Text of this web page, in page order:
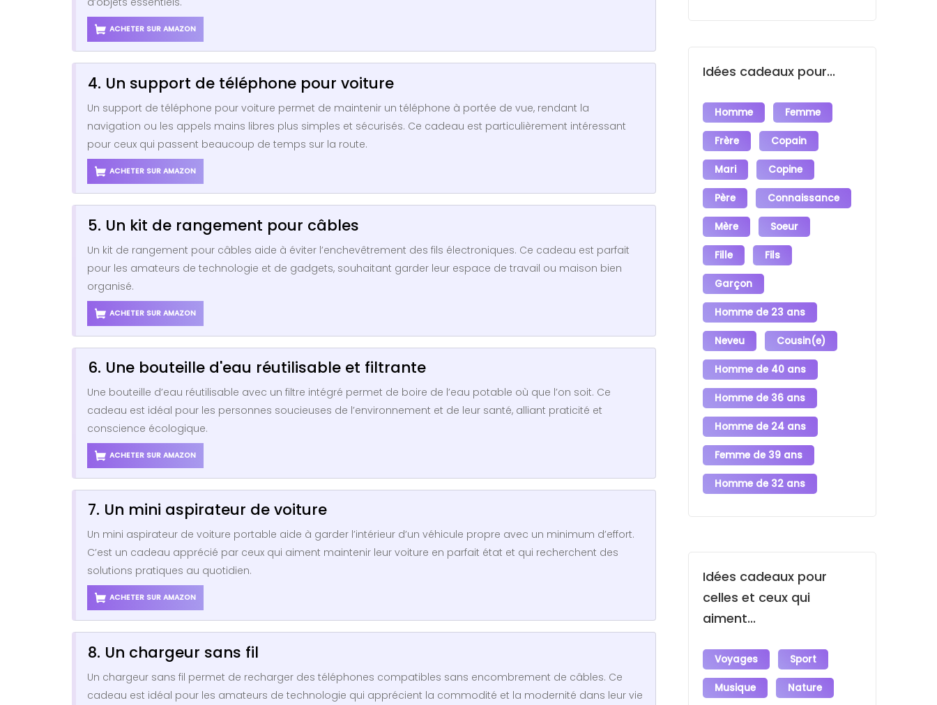
ACHETER SUR AMAZON
4. Un support de téléphone pour voiture
Un support de téléphone pour voiture permet de maintenir un téléphone à portée de vue, rendant la
navigation ou les appels mains libres plus simples et sécurisés. Ce cadeau est particulièrement intéressant
pour ceux qui passent beaucoup de temps sur la route.
ACHETER SUR AMAZON
5. Un kit de rangement pour câbles
Un kit de rangement pour câbles aide à éviter l’enchevêtrement des fils électroniques. Ce cadeau est parfait
pour les amateurs de technologie et de gadgets, souhaitant garder leur espace de travail ou maison bien
organisé.
ACHETER SUR AMAZON
6. Une bouteille d'eau réutilisable et filtrante
Une bouteille d’eau réutilisable avec un filtre intégré permet de boire de l’eau potable où que l’on soit. Ce
cadeau est idéal pour les personnes soucieuses de l’environnement et de leur santé, alliant praticité et
conscience écologique.
ACHETER SUR AMAZON
7. Un mini aspirateur de voiture
Un mini aspirateur de voiture portable aide à garder l’intérieur d’un véhicule propre avec un minimum d’effort.
C’est un cadeau apprécié par ceux qui aiment maintenir leur voiture en parfait état et qui recherchent des
solutions pratiques au quotidien.
ACHETER SUR AMAZON
8. Un chargeur sans fil
Un chargeur sans fil permet de recharger des téléphones compatibles sans encombrement de câbles. Ce
cadeau est idéal pour les amateurs de technologie qui apprécient la commodité et la modernité dans leur vie
Idées cadeaux pour...
Homme Femme
Frère Copain
Mari Copine
Père Connaissance
Mère Soeur
Fille Fils
Garçon
Homme de 23 ans
Neveu Cousin(e)
Homme de 40 ans
Homme de 36 ans
Homme de 24 ans
Femme de 39 ans
Homme de 32 ans
Idées cadeaux pour
celles et ceux qui
aiment...
Voyages Sport
Musique Nature